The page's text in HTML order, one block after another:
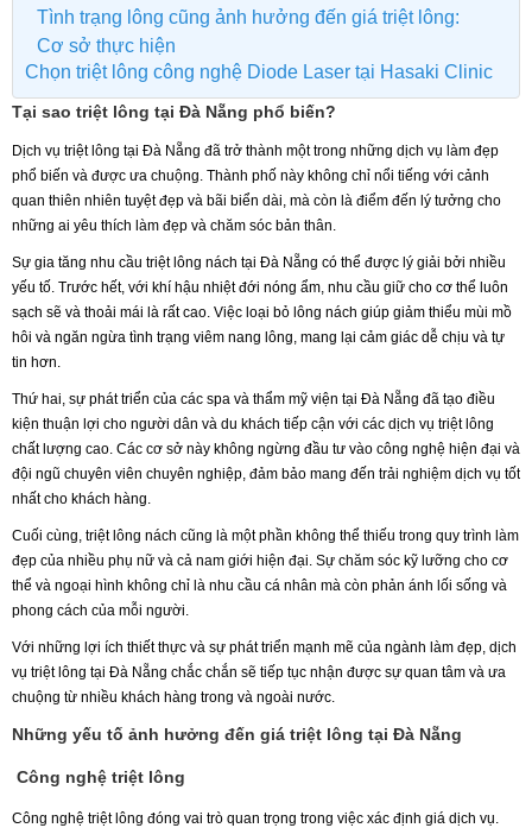
Tình trạng lông cũng ảnh hưởng đến giá triệt lông:
Cơ sở thực hiện
Chọn triệt lông công nghệ Diode Laser tại Hasaki Clinic
Tại sao triệt lông tại Đà Nẵng phổ biến?
Dịch vụ triệt lông tại Đà Nẵng đã trở thành một trong những dịch vụ làm đẹp
phổ biến và được ưa chuộng. Thành phố này không chỉ nổi tiếng với cảnh
quan thiên nhiên tuyệt đẹp và bãi biển dài, mà còn là điểm đến lý tưởng cho
những ai yêu thích làm đẹp và chăm sóc bản thân.
Sự gia tăng nhu cầu triệt lông nách tại Đà Nẵng có thể được lý giải bởi nhiều
yếu tố. Trước hết, với khí hậu nhiệt đới nóng ẩm, nhu cầu giữ cho cơ thể luôn
sạch sẽ và thoải mái là rất cao. Việc loại bỏ lông nách giúp giảm thiểu mùi mồ
hôi và ngăn ngừa tình trạng viêm nang lông, mang lại cảm giác dễ chịu và tự
tin hơn.
Thứ hai, sự phát triển của các spa và thẩm mỹ viện tại Đà Nẵng đã tạo điều
kiện thuận lợi cho người dân và du khách tiếp cận với các dịch vụ triệt lông
chất lượng cao. Các cơ sở này không ngừng đầu tư vào công nghệ hiện đại và
đội ngũ chuyên viên chuyên nghiệp, đảm bảo mang đến trải nghiệm dịch vụ tốt
nhất cho khách hàng.
Cuối cùng, triệt lông nách cũng là một phần không thể thiếu trong quy trình làm
đẹp của nhiều phụ nữ và cả nam giới hiện đại. Sự chăm sóc kỹ lưỡng cho cơ
thể và ngoại hình không chỉ là nhu cầu cá nhân mà còn phản ánh lối sống và
phong cách của mỗi người.
Với những lợi ích thiết thực và sự phát triển mạnh mẽ của ngành làm đẹp, dịch
vụ triệt lông tại Đà Nẵng chắc chắn sẽ tiếp tục nhận được sự quan tâm và ưa
chuộng từ nhiều khách hàng trong và ngoài nước.
Những yếu tố ảnh hưởng đến giá triệt lông tại Đà Nẵng
Công nghệ triệt lông
Công nghệ triệt lông đóng vai trò quan trọng trong việc xác định giá dịch vụ.